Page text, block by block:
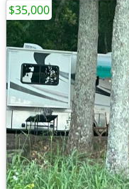
$35,000